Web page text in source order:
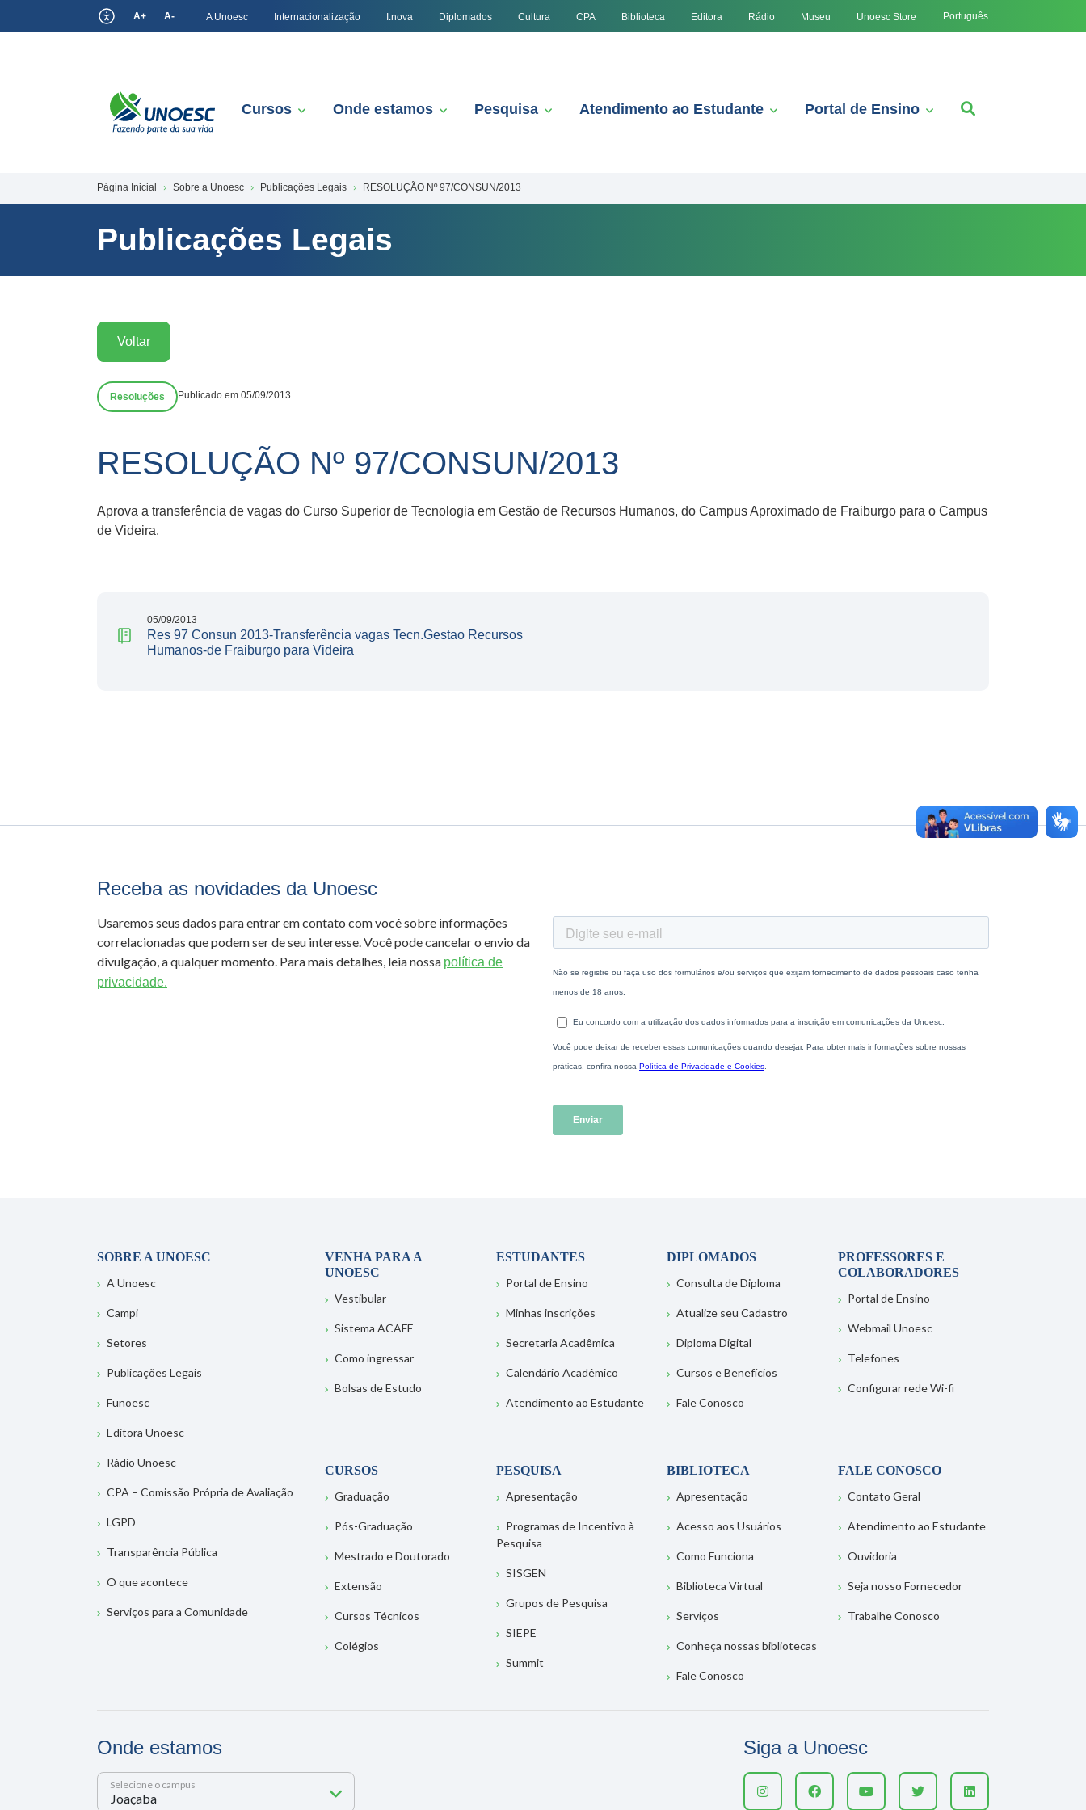
A+ A- A Unoesc Internacionalização I.nova Diplomados Cultura CPA Biblioteca Editora Rádio Museu Unoesc Store Português
Cursos Onde estamos Pesquisa Atendimento ao Estudante Portal de Ensino
Página Inicial Sobre a Unoesc Publicações Legais RESOLUÇÃO Nº 97/CONSUN/2013
Publicações Legais
Voltar
Resoluções Publicado em 05/09/2013
RESOLUÇÃO Nº 97/CONSUN/2013
Aprova a transferência de vagas do Curso Superior de Tecnologia em Gestão de Recursos Humanos, do Campus Aproximado de Fraiburgo para o Campus
de Videira.
05/09/2013
Res 97 Consun 2013-Transferência vagas Tecn.Gestao Recursos
Humanos-de Fraiburgo para Videira
Receba as novidades da Unoesc
Usaremos seus dados para entrar em contato com você sobre informações
correlacionadas que podem ser de seu interesse. Você pode cancelar o envio da
divulgação, a qualquer momento. Para mais detalhes, leia nossa política de
privacidade.
SOBRE A UNOESC
A Unoesc
Campi
Setores
Publicações Legais
Funoesc
Editora Unoesc
Rádio Unoesc
CPA – Comissão Própria de Avaliação
LGPD
Transparência Pública
O que acontece
Serviços para a Comunidade
VENHA PARA A
UNOESC
Vestibular
Sistema ACAFE
Como ingressar
Bolsas de Estudo
ESTUDANTES
Portal de Ensino
Minhas inscrições
Secretaria Acadêmica
Calendário Acadêmico
Atendimento ao Estudante
DIPLOMADOS
Consulta de Diploma
Atualize seu Cadastro
Diploma Digital
Cursos e Benefícios
Fale Conosco
PROFESSORES E
COLABORADORES
Portal de Ensino
Webmail Unoesc
Telefones
Configurar rede Wi-fi
CURSOS
Graduação
Pós-Graduação
Mestrado e Doutorado
Extensão
Cursos Técnicos
Colégios
PESQUISA
Apresentação
Programas de Incentivo à
Pesquisa
SISGEN
Grupos de Pesquisa
SIEPE
Summit
BIBLIOTECA
Apresentação
Acesso aos Usuários
Como Funciona
Biblioteca Virtual
Serviços
Conheça nossas bibliotecas
Fale Conosco
FALE CONOSCO
Contato Geral
Atendimento ao Estudante
Ouvidoria
Seja nosso Fornecedor
Trabalhe Conosco
Onde estamos
Selecione o campus
Siga a Unoesc